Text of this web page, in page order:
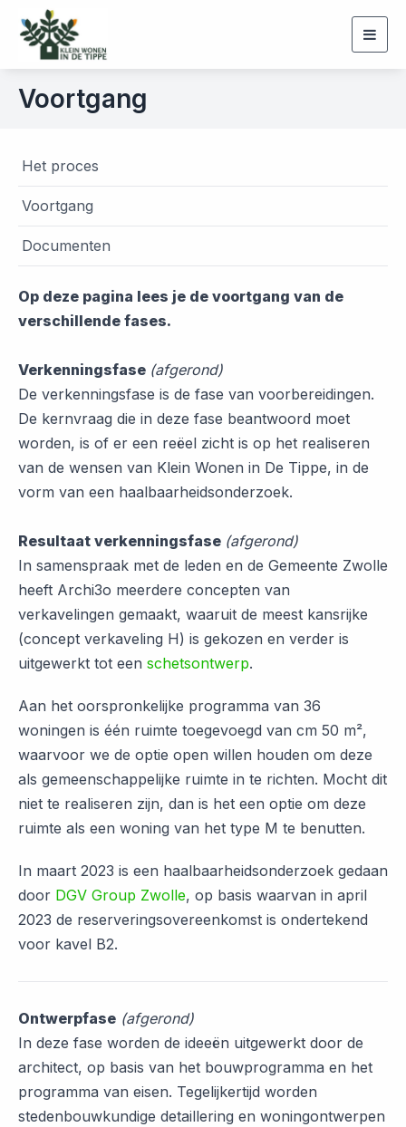
Voortgang
Het proces
Voortgang
Documenten
Op deze pagina lees je de voortgang van de
verschillende fases.
Verkenningsfase (afgerond)
De verkenningsfase is de fase van voorbereidingen.
De kernvraag die in deze fase beantwoord moet
worden, is of er een reëel zicht is op het realiseren
van de wensen van Klein Wonen in De Tippe, in de
vorm van een haalbaarheidsonderzoek.
Resultaat verkenningsfase (afgerond)
In samenspraak met de leden en de Gemeente Zwolle
heeft Archi3o meerdere concepten van
verkavelingen gemaakt, waaruit de meest kansrijke
(concept verkaveling H) is gekozen en verder is
uitgewerkt tot een schetsontwerp.
Aan het oorspronkelijke programma van 36
woningen is één ruimte toegevoegd van cm 50 m²,
waarvoor we de optie open willen houden om deze
als gemeenschappelijke ruimte in te richten. Mocht dit
niet te realiseren zijn, dan is het een optie om deze
ruimte als een woning van het type M te benutten.
In maart 2023 is een haalbaarheidsonderzoek gedaan
door DGV Group Zwolle, op basis waarvan in april
2023 de reserveringsovereenkomst is ondertekend
voor kavel B2.
Ontwerpfase (afgerond)
In deze fase worden de ideeën uitgewerkt door de
architect, op basis van het bouwprogramma en het
programma van eisen. Tegelijkertijd worden
stedenbouwkundige detaillering en woningontwerpen